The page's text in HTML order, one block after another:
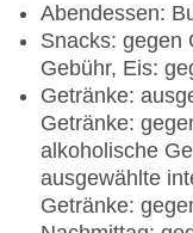
Abendessen:
Snacks: gegen
Gebühr, Eis:
Getränke:
Getränke:
alkoholische
ausgewählte
Getränke: